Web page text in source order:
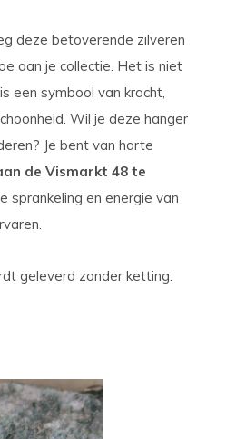
deze betoverende zilveren
aan je collectie. Het is niet
een symbool van kracht,
Wil je deze hanger
Je bent van harte
de Vismarkt 48 te
sprankeling en energie van
geleverd zonder ketting.